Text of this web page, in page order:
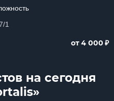
1
от 4 000 ₽
на сегодня